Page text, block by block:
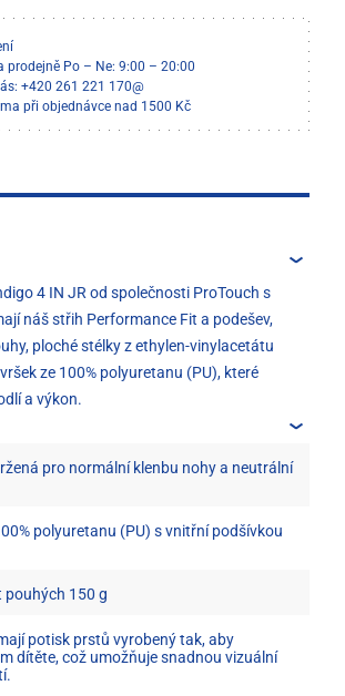
prodejně Po – Ne: 9:00 – 20:00
+420 261 221 170@
při objednávce nad 1500 Kč
4 IN JR od společnosti ProTouch s
náš střih Performance Fit a podešev,
ploché stélky z ethylen-vinylacetátu
ze 100% polyuretanu (PU), které
a výkon.
pro normální klenbu nohy a neutrální
polyuretanu (PU) s vnitřní podšívkou
150 g
potisk prstů vyrobený tak, aby
dítěte, což umožňuje snadnou vizuální